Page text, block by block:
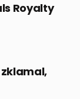
Royalty
zklamal,